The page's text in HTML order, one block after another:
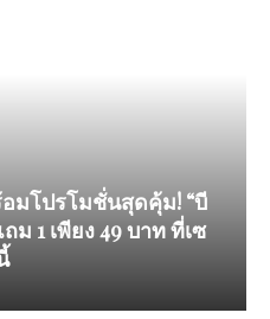
มโปรโมชั่นสุดคุ้ม! “บี
ม 1 เพียง 49 บาท ที่เซ